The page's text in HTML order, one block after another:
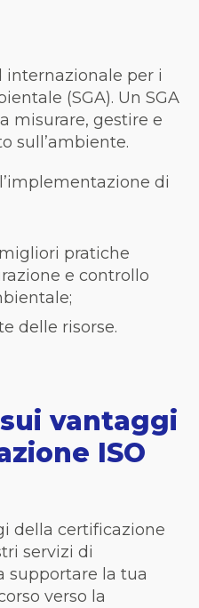
internazionale per i
(SGA). Un SGA
misurare, gestire e
sull’ambiente.
di
pratiche
e controllo
delle risorse.
vantaggi
ISO
della certificazione
servizi di
supportare la tua
verso la